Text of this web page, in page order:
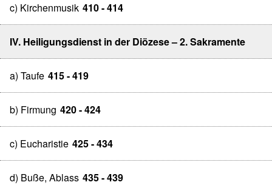
c) Kirchenmusik 410 - 414
IV. Heiligungsdienst in der Diözese – 2. Sakramente
a) Taufe 415 - 419
b) Firmung 420 - 424
c) Eucharistie 425 - 434
d) Buße, Ablass 435 - 439